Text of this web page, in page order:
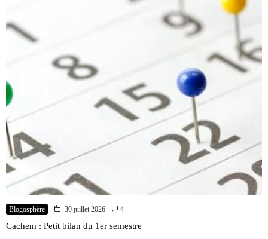
Blogosphère 30 juillet 2026 4
Cachem : Petit bilan du 1er semestre